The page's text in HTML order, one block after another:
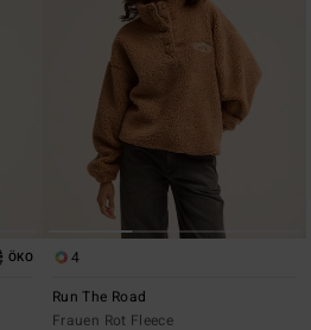
ÖKO
4
Run The Road
Frauen Rot Fleece